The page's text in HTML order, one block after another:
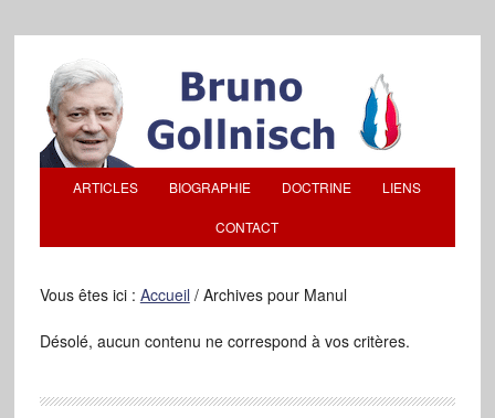
ARTICLES BIOGRAPHIE DOCTRINE LIENS
CONTACT
Vous êtes ici : Accueil /Archives pour Manul
Désolé, aucun contenu ne correspond à vos critères.